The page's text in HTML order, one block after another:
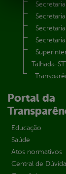
Talhada-
Portal da
Educação
Saúde
Atos normativos
Central de